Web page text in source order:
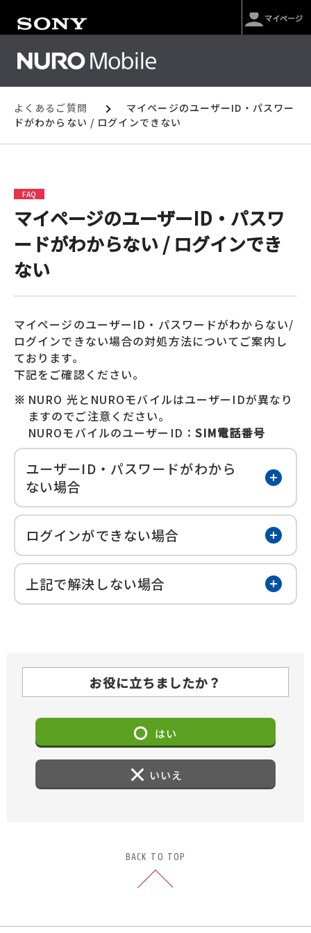
マイページ
よくあるご質問
マイページのユーザーID・パスワー
ドがわからない / ログインできない
FAQ
マイページのユーザーID・パスワ
ードがわからない / ログインでき
ない
マイページのユーザーID・パスワードがわからない/
ログインできない場合の対処方法についてご案内し
ております。
下記をご確認ください。
※ NURO 光とNUROモバイルはユーザーIDが異なり
ますのでご注意ください。
NUROモバイルのユーザーID： SIM電話番号
ユーザーID・パスワードがわから
ない場合
ログインができない場合
上記で解決しない場合
お役に立ちましたか？
はい
いいえ
BACK TO TOP